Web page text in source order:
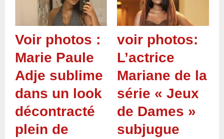
Voir photos :
Marie Paule
Adje sublime
dans un look
décontracté
plein de
voir photos:
L’actrice
Mariane de la
série « Jeux
de Dames »
subjugue